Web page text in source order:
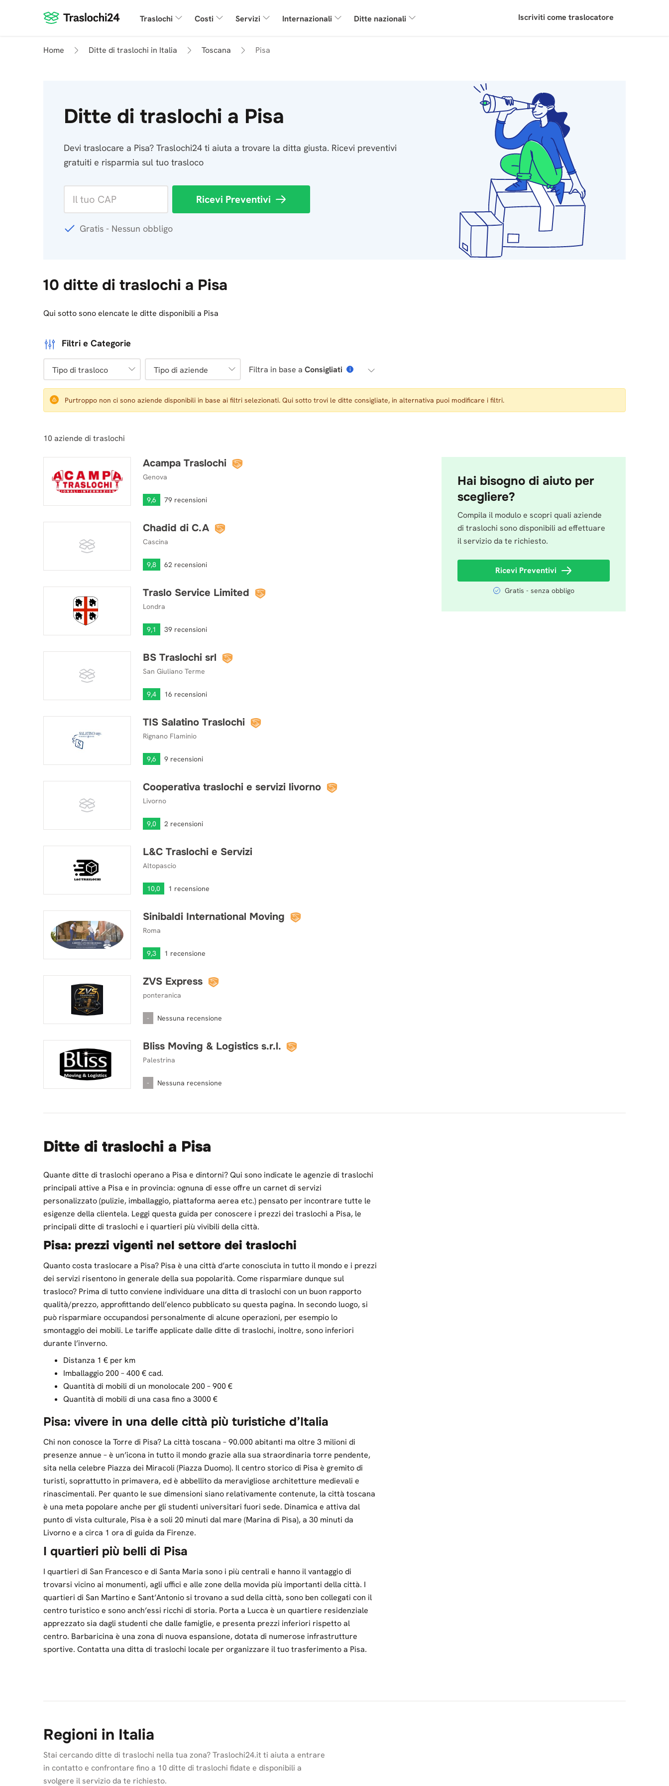
Traslochi Costi Servizi Internazionali Ditte nazionali Iscriviti come traslocatore
Home Ditte di traslochi in Italia Toscana Pisa
Ditte di traslochi a Pisa
Devi traslocare a Pisa? Traslochi24 ti aiuta a trovare la ditta giusta. Ricevi preventivi
gratuiti e risparmia sul tuo trasloco
Ricevi Preventivi
Gratis - Nessun obbligo
10 ditte di traslochi a Pisa
Qui sotto sono elencate le ditte disponibili a Pisa
Filtri e Categorie
Tipo di trasloco Tipo di aziende Filtra in base a Consigliati i
Purtroppo non ci sono aziende disponibili in base ai filtri selezionati. Qui sotto trovi le ditte consigliate, in alternativa puoi modificare i filtri.
10 aziende di traslochi
Acampa Traslochi
Genova
9,6 79 recensioni
Chadid di C.A
Cascina
9,8 62 recensioni
Traslo Service Limited
Londra
9,1 39 recensioni
BS Traslochi srl
San Giuliano Terme
9,4 16 recensioni
TIS Salatino Traslochi
Rignano Flaminio
9,6 9 recensioni
Cooperativa traslochi e servizi livorno
Livorno
9,0 2 recensioni
Cooperativa traslochi e servizi livorno
L&C Traslochi e Servizi
Altopascio
10,0 1 recensione
Sinibaldi International Moving
Roma
9,3 1 recensione
Sinibaldi International Moving
ZVS Express
ponteranica
- Nessuna recensione
Bliss Moving & Logistics s.r.l.
Palestrina
- Nessuna recensione
Bliss Moving & Logistics s.r.l.
Hai bisogno di aiuto per
scegliere?
Compila il modulo e scopri quali aziende
di traslochi sono disponibili ad effettuare
il servizio da te richiesto.
Ricevi Preventivi
Gratis - senza obbligo
Ditte di traslochi a Pisa
Quante ditte di traslochi operano a Pisa e dintorni? Qui sono indicate le agenzie di traslochi
principali attive a Pisa e in provincia: ognuna di esse offre un carnet di servizi
personalizzato (pulizie, imballaggio, piattaforma aerea etc.) pensato per incontrare tutte le
esigenze della clientela. Leggi questa guida per conoscere i prezzi dei traslochi a Pisa, le
principali ditte di traslochi e i quartieri più vivibili della città.
Pisa: prezzi vigenti nel settore dei traslochi
Quanto costa traslocare a Pisa? Pisa è una città d’arte conosciuta in tutto il mondo e i prezzi
dei servizi risentono in generale della sua popolarità. Come risparmiare dunque sul
trasloco? Prima di tutto conviene individuare una ditta di traslochi con un buon rapporto
qualità/prezzo, approfittando dell’elenco pubblicato su questa pagina. In secondo luogo, si
può risparmiare occupandosi personalmente di alcune operazioni, per esempio lo
smontaggio dei mobili. Le tariffe applicate dalle ditte di traslochi, inoltre, sono inferiori
durante l’inverno.
Distanza 1 € per km
Imballaggio 200 – 400 € cad.
Quantità di mobili di un monolocale 200 – 900 €
Quantità di mobili di una casa fino a 3000 €
Pisa: vivere in una delle città più turistiche d’Italia
Chi non conosce la Torre di Pisa? La città toscana – 90.000 abitanti ma oltre 3 milioni di
presenze annue – è un’icona in tutto il mondo grazie alla sua straordinaria torre pendente,
sita nella celebre Piazza dei Miracoli (Piazza Duomo). Il centro storico di Pisa è gremito di
turisti, soprattutto in primavera, ed è abbellito da meravigliose architetture medievali e
rinascimentali. Per quanto le sue dimensioni siano relativamente contenute, la città toscana
è una meta popolare anche per gli studenti universitari fuori sede. Dinamica e attiva dal
punto di vista culturale, Pisa è a soli 20 minuti dal mare (Marina di Pisa), a 30 minuti da
Livorno e a circa 1 ora di guida da Firenze.
I quartieri più belli di Pisa
I quartieri di San Francesco e di Santa Maria sono i più centrali e hanno il vantaggio di
trovarsi vicino ai monumenti, agli uffici e alle zone della movida più importanti della città. I
quartieri di San Martino e Sant’Antonio si trovano a sud della città, sono ben collegati con il
centro turistico e sono anch’essi ricchi di storia. Porta a Lucca è un quartiere residenziale
apprezzato sia dagli studenti che dalle famiglie, e presenta prezzi inferiori rispetto al
centro. Barbaricina è una zona di nuova espansione, dotata di numerose infrastrutture
sportive. Contatta una ditta di traslochi locale per organizzare il tuo trasferimento a Pisa.
Regioni in Italia
Stai cercando ditte di traslochi nella tua zona? Traslochi24.it ti aiuta a entrare
in contatto e confrontare fino a 10 ditte di traslochi fidate e disponibili a
svolgere il servizio da te richiesto.